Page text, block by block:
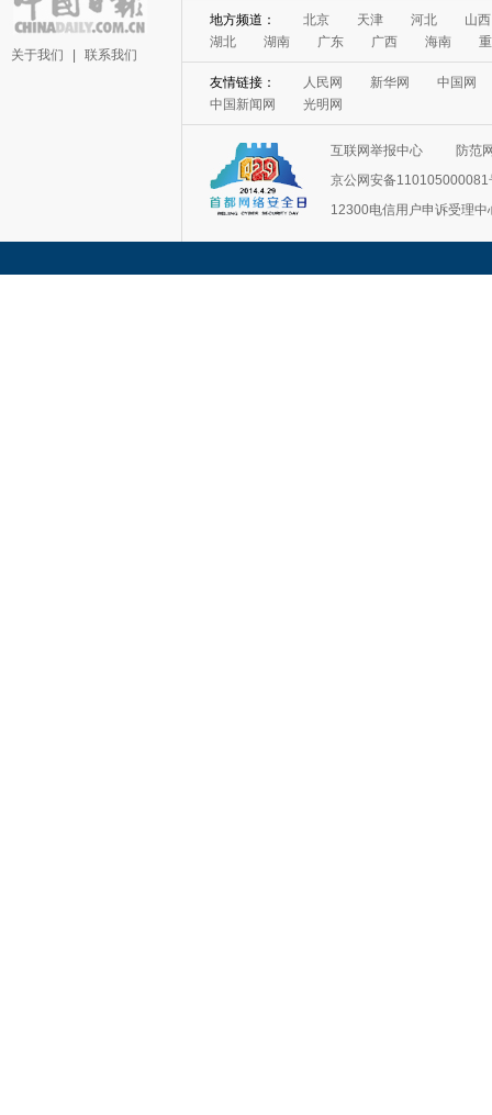
关于我们 联系我们
地方频道： 北京 天津 河北
山西
湖北
湖南 广东 广西 海南
友情链接： 人民网 新华网
中国网
中国新闻网
光明网
互联网举报中心
防范
京公网安备110105000081
12300电信用户申诉受理中